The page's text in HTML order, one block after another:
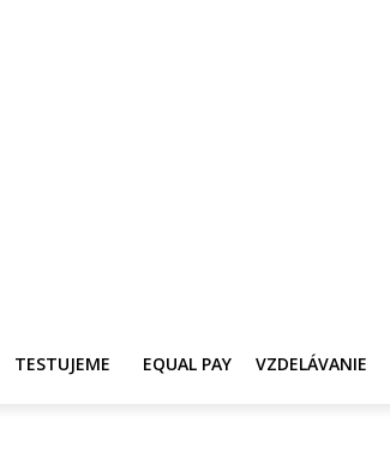
TESTUJEME EQUAL PAY VZDELÁVANIE